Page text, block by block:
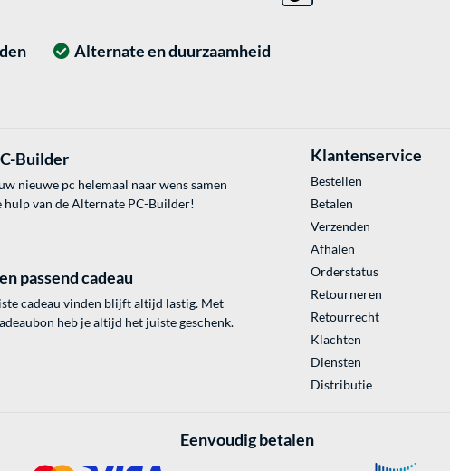
Alternate en duurzaamheid
Builder
nieuwe pc helemaal naar wens samen
hulp van de Alternate PC-Builder!
passend cadeau
cadeau vinden blijft altijd lastig. Met
heb je altijd het juiste geschenk.
Klantenservice
Bestellen
Betalen
Verzenden
Afhalen
Orderstatus
Retourneren
Retourrecht
Klachten
Diensten
Distributie
Eenvoudig betalen